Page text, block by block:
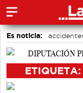
Es noticia:
Área de Deportes
Auditorio de Cuenca